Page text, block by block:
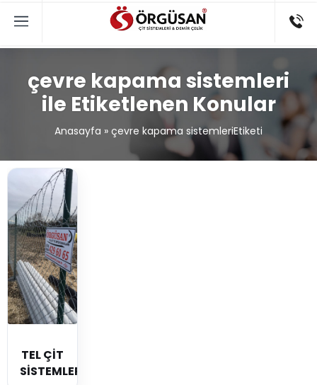
çevre kapama sistemleri
ile Etiketlenen Konular
Anasayfa » çevre kapama sistemleriEtiketi
TEL ÇİT
SİSTEMLERİ